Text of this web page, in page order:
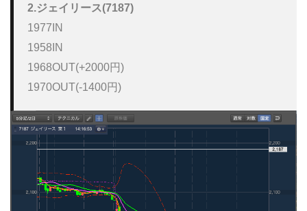
2.ジェイリース(7187)
1977IN
1958IN
1968OUT(+2000円)
1970OUT(-1400円)